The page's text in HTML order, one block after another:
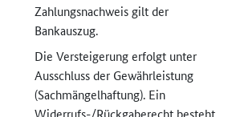
Zahlungsnachweis gilt der
Bankauszug.
Die Versteigerung erfolgt unter
Ausschluss der Gewährleistung
(Sachmängel­haftung). Ein
Widerrufs-/Rückgaberecht besteht